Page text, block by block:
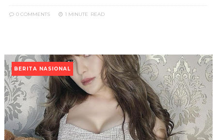
0 COMMENTS 1 MINUTE READ
BERITA NASIONAL